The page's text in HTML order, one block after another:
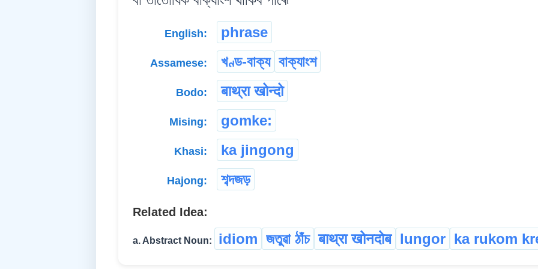
English: phrase
Assamese: খণ্ড-বাক্য বাক্যাংশ
Bodo: बाथ्रा खोन्दो
Mising: gomke:
Khasi: ka jingong
Hajong: শব্দজড়
Related Idea:
a. Abstract Noun: idiom জতুৱা ঠাঁচ बाथ्रा खोनदोब lungor ka rukom